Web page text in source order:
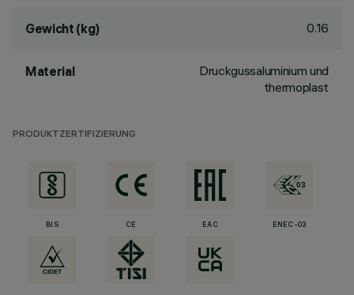
Gewicht (kg) 0.16
Material
Druckgussaluminium und
thermoplast
PRODUKTZERTIFIZIERUNG
BIS CE EAC ENEC-03